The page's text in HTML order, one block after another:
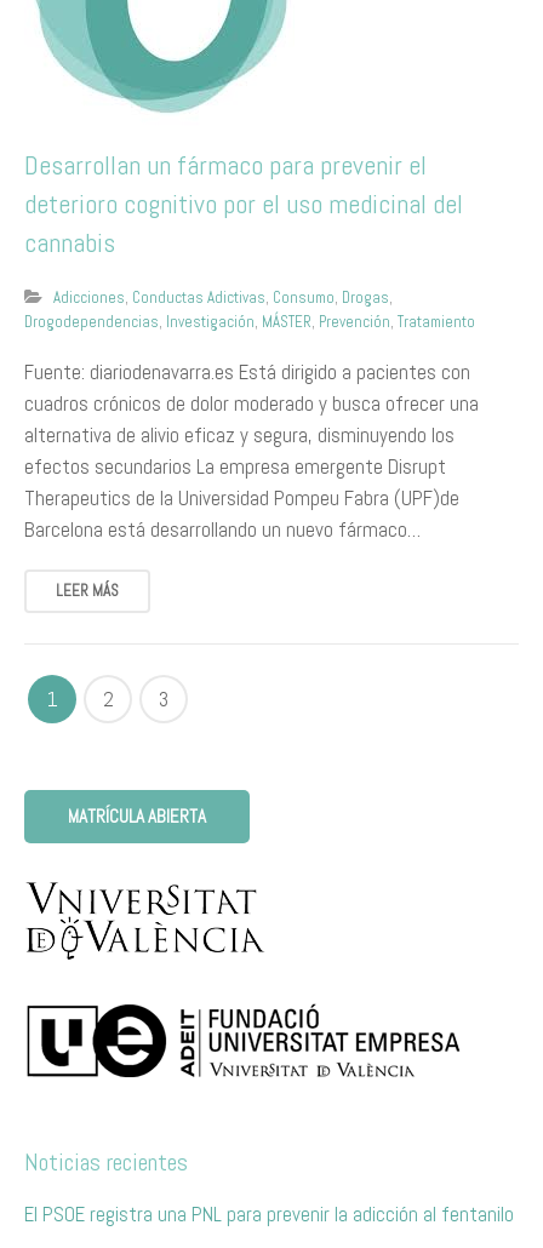
Desarrollan un fármaco para prevenir el
deterioro cognitivo por el uso medicinal del
cannabis
Adicciones, Conductas Adictivas, Consumo, Drogas,
Drogodependencias, Investigación, MÁSTER, Prevención, Tratamiento
Fuente: diariodenavarra.es Está dirigido a pacientes con
cuadros crónicos de dolor moderado y busca ofrecer una
alternativa de alivio eficaz y segura, disminuyendo los
efectos secundarios La empresa emergente Disrupt
Therapeutics de la Universidad Pompeu Fabra (UPF)de
Barcelona está desarrollando un nuevo fármaco…
LEER MÁS
1 2 3
MATRÍCULA ABIERTA
Noticias recientes
El PSOE registra una PNL para prevenir la adicción al fentanilo